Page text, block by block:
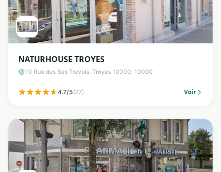
NATURHOUSE TROYES
10 Rue des Bas Trevois, Troyes 10000, 10000
4.7/5(27) Voir